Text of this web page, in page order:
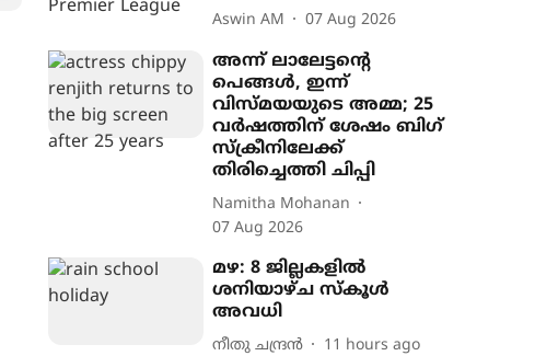
Aswin AM 07 Aug 2026
അന്ന് ലാലേട്ടന്‍റെ
പെങ്ങൾ, ഇന്ന്
വിസ്മയയുടെ അമ്മ; 25
വർഷത്തിന് ശേഷം ബിഗ്
സ്ക്രീനിലേക്ക്
തിരിച്ചെത്തി ചിപ്പി
Namitha Mohanan
07 Aug 2026
മഴ: 8 ജില്ലകളിൽ
ശനിയാഴ്ച സ്കൂൾ
അവധി
നീതു ചന്ദ്രൻ 11 hours ago